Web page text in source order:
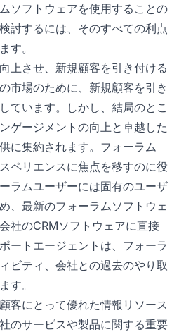
ソフトウェアを使用することの
討するには、そのすべての利点
す。
上させ、新規顧客を引き付ける
市場のために、新規顧客を引き
ています。しかし、結局のとこ
ゲージメントの向上と卓越した
に集約されます。フォーラム
ペリエンスに焦点を移すのに役
ラムユーザーには固有のユーザ
、最新のフォーラムソフトウェ
社のCRMソフトウェアに直接
ートエージェントは、フォーラ
ビティ、会社との過去のやり取
す。
客にとって優れた情報リソース
のサービスや製品に関する重要